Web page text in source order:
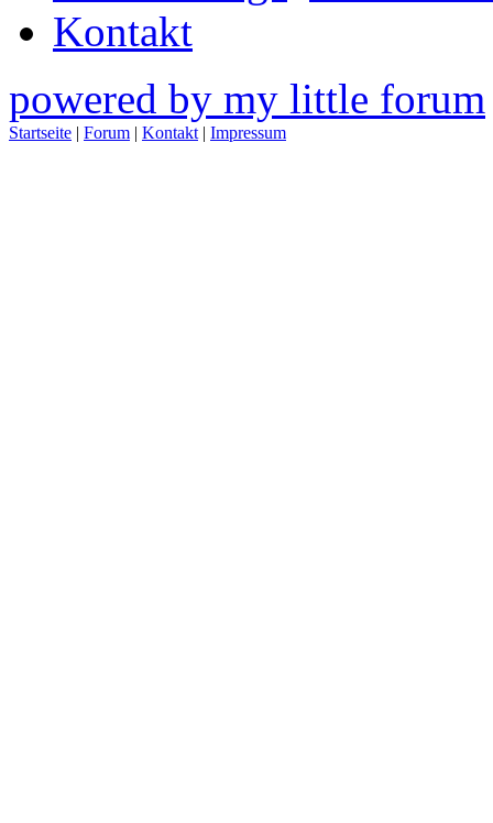
Kontakt
powered by my little forum
Startseite | Forum | Kontakt | Impressum